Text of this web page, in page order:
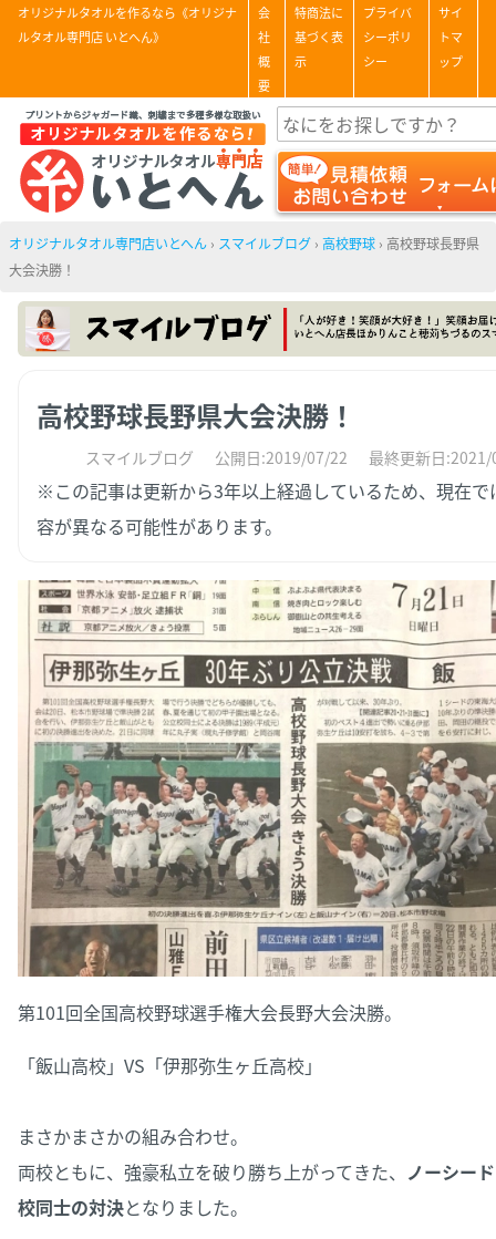
オリジナルタオルを作るなら《オリジナ
ルタオル専門店 いとへん》
会
社
概
要
特商法に
基づく表
示
プライバ
シーポリ
シー
サイ
トマ
ップ
オリジナルタオル専門店いとへん › スマイルブログ › 高校野球 › 高校野球長野県
大会決勝！
高校野球長野県大会決勝！
スマイルブログ 公開日:2019/07/22 最終更新日
※この記事は更新から3年以上経過しているため、現在で
容が異なる可能性があります。
第101回全国高校野球選手権大会長野大会決勝。
「飯山高校」VS「伊那弥生ヶ丘高校」
まさかまさかの組み合わせ。
両校ともに、強豪私立を破り勝ち上がってきた、 ノーシー
校同士の対決となりました。